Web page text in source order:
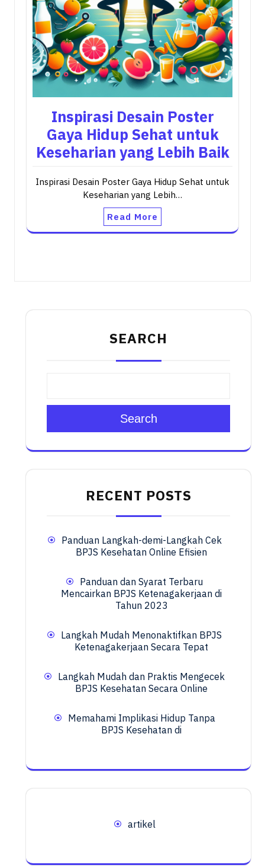
Inspirasi Desain Poster
Gaya Hidup Sehat untuk
Keseharian yang Lebih Baik
Inspirasi Desain Poster Gaya Hidup Sehat untuk
Keseharian yang Lebih…
Read More
SEARCH
Search
RECENT POSTS
Panduan Langkah-demi-Langkah Cek
BPJS Kesehatan Online Efisien
Panduan dan Syarat Terbaru
Mencairkan BPJS Ketenagakerjaan di
Tahun 2023
Langkah Mudah Menonaktifkan BPJS
Ketenagakerjaan Secara Tepat
Langkah Mudah dan Praktis Mengecek
BPJS Kesehatan Secara Online
Memahami Implikasi Hidup Tanpa
BPJS Kesehatan di
artikel